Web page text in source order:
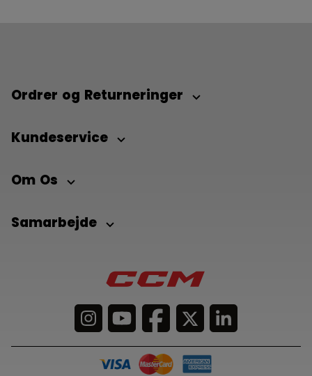
Ordrer og Returneringer
Kundeservice
Om Os
Samarbejde